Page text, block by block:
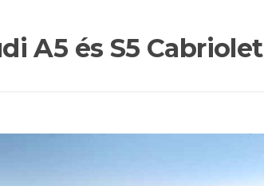
A5 és S5 Cabriolet